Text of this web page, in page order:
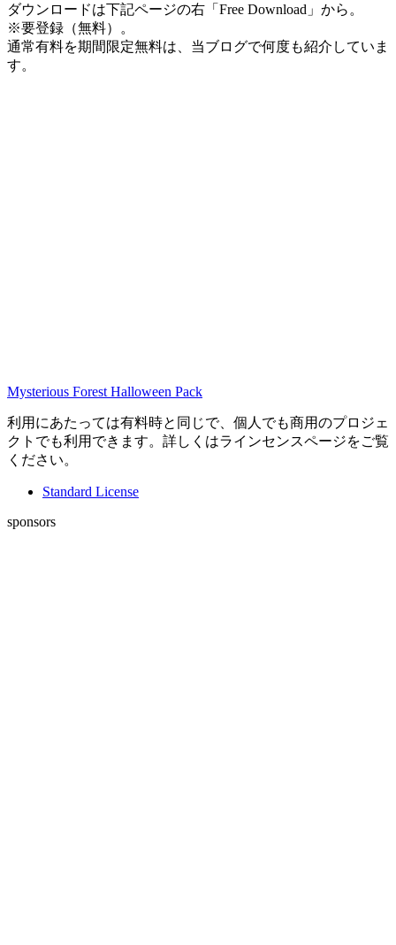
ダウンロードは下記ページの右「Free Download」から。
※要登録（無料）。
通常有料を期間限定無料は、当ブログで何度も紹介していま
す。
Mysterious Forest Halloween Pack
利用にあたっては有料時と同じで、個人でも商用のプロジェ
クトでも利用できます。詳しくはラインセンスページをご覧
ください。
Standard License
sponsors